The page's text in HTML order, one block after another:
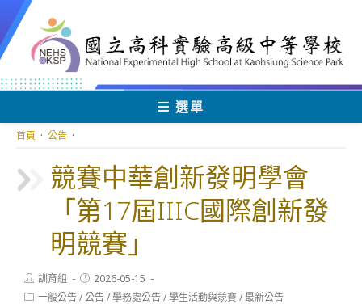
轉
至
要
容
選單
競賽中華創新發明學會
「第17屆IIIC國際創新發
明競賽」
首頁 · 公告 ·
Post
author:
訓育組
Post
published:
2026-05-15
Post一般公告/公告/學務處公告/學生活動與競賽/最新公告